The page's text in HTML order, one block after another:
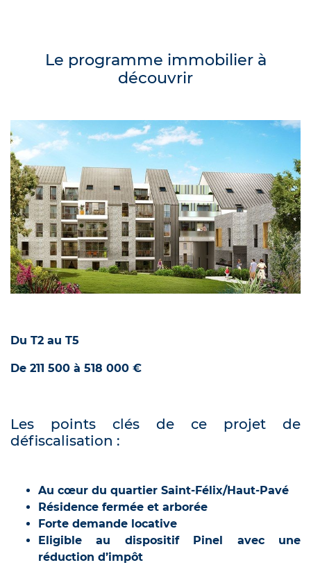
Le programme immobilier à
découvrir
Du T2 au T5
De 211 500 à 518 000 €
Les points clés de ce projet de
défiscalisation :
Au cœur du quartier Saint-Félix/Haut-Pavé
Résidence fermée et arborée
Forte demande locative
Eligible au dispositif Pinel avec une
réduction d’impôt